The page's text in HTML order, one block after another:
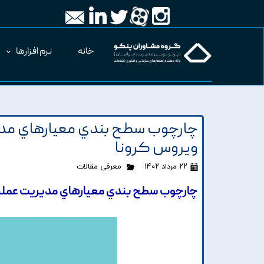
خانه نرم افزارها
چارچوب سطح بندي معيارهاي
ويروس کرونا
۲۲ مرداد ۱۴۰۲ معرفی مقالات
چارچوب سطح بندي معيارهاي مديريت